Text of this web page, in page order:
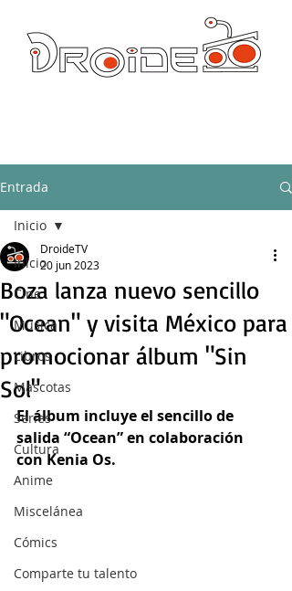
Entrada
Inicio
Cine
Música
Libros
Mascotas
Series
Cultura
Anime
Miscelánea
Cómics
Comparte tu talento
Inicio
Boza lanza nuevo sencillo
"Ocean" y visita México para
promocionar álbum "Sin
Sol"
DroideTV
20 jun 2023
El álbum incluye el sencillo de
salida “Ocean” en colaboración
con Kenia Os.